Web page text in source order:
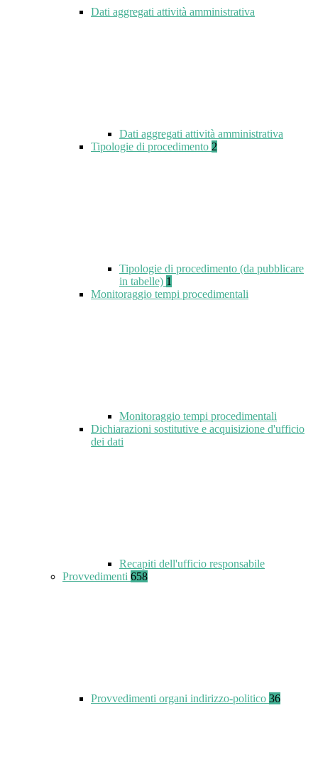
Dati aggregati attività amministrativa
Dati aggregati attività amministrativa
Tipologie di procedimento 2
Tipologie di procedimento (da pubblicare
in tabelle) 1
Monitoraggio tempi procedimentali
Monitoraggio tempi procedimentali
Dichiarazioni sostitutive e acquisizione d'ufficio
dei dati
Recapiti dell'ufficio responsabile
Provvedimenti 658
Provvedimenti organi indirizzo-politico 36